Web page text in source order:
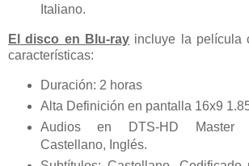
Italiano.
El disco en Blu-ray incluye la película
características:
Duración: 2 horas
Alta Definición en pantalla 16x9
Audios en DTS-HD Master
Castellano, Inglés.